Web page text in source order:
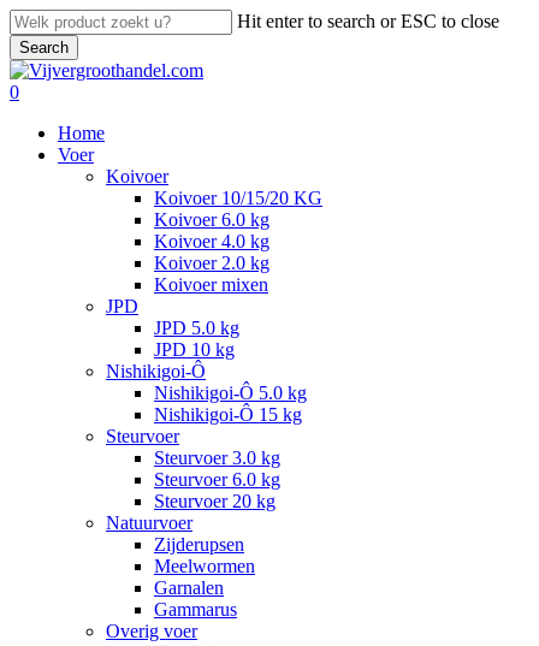
Skip
to
main
content
Hit enter to search or ESC to close
Search
Close
Search
search
account
0
Home
Voer
Koivoer
Koivoer 10/15/20 KG
Koivoer 6.0 kg
Koivoer 4.0 kg
Koivoer 2.0 kg
Koivoer mixen
JPD
JPD 5.0 kg
JPD 10 kg
Nishikigoi-Ô
Nishikigoi-Ô 5.0 kg
Nishikigoi-Ô 15 kg
Steurvoer
Steurvoer 3.0 kg
Steurvoer 6.0 kg
Steurvoer 20 kg
Natuurvoer
Zijderupsen
Meelwormen
Garnalen
Gammarus
Overig voer